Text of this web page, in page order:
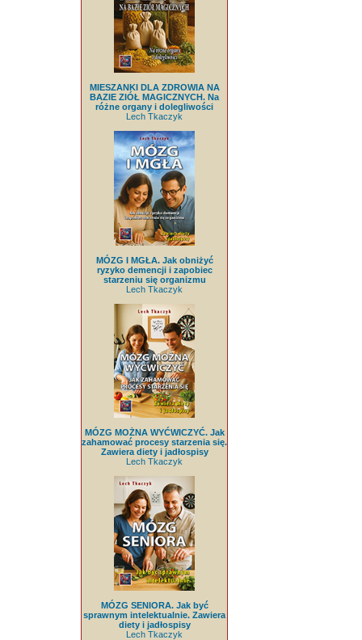
MIESZANKI DLA ZDROWIA NA
BAZIE ZIÓŁ MAGICZNYCH. Na
różne organy i dolegliwości
Lech Tkaczyk
MÓZG I MGŁA. Jak obniżyć
ryzyko demencji i zapobiec
starzeniu się organizmu
Lech Tkaczyk
MÓZG MOŻNA WYĆWICZYĆ. Jak
zahamować procesy starzenia się.
Zawiera diety i jadłospisy
Lech Tkaczyk
MÓZG SENIORA. Jak być
sprawnym intelektualnie. Zawiera
diety i jadłospisy
Lech Tkaczyk